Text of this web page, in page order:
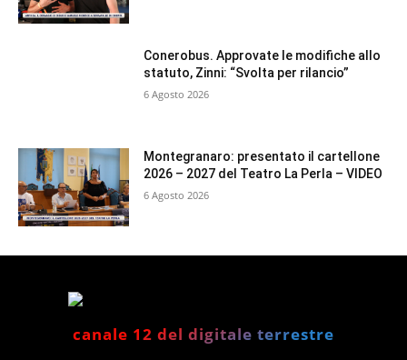
Conerobus. Approvate le modifiche allo
statuto, Zinni: “Svolta per rilancio”
6 Agosto 2026
Montegranaro: presentato il cartellone
2026 – 2027 del Teatro La Perla – VIDEO
6 Agosto 2026
canale 12 del digitale terrestre